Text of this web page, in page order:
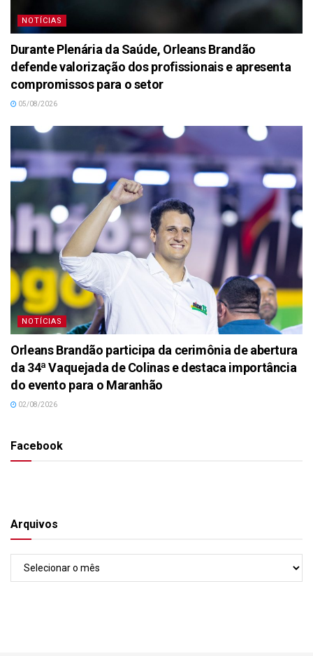
NOTÍCIAS
Durante Plenária da Saúde, Orleans Brandão
defende valorização dos profissionais e apresenta
compromissos para o setor
05/08/2026
NOTÍCIAS
Orleans Brandão participa da cerimônia de abertura
da 34ª Vaquejada de Colinas e destaca importância
do evento para o Maranhão
02/08/2026
Facebook
Arquivos
Arquivos